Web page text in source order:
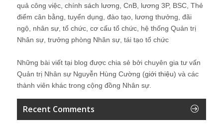
quả công việc, chính sách lương, CnB, lương 3P, BSC, Thẻ
điểm cân bằng, tuyển dụng, đào tạo, lương thưởng, đãi
ngộ, nhân sự, tổ chức, cơ cấu tổ chức, hệ thống Quản trị
Nhân sự, trưởng phòng Nhân sự, tái tạo tổ chức
Những bài viết tại blog được chia sẻ bởi chuyên gia tư vấn
Quản trị Nhân sự Nguyễn Hùng Cường (giới thiệu) và các
thành viên khác trong cộng đồng Nhân sự.
Recent Comments